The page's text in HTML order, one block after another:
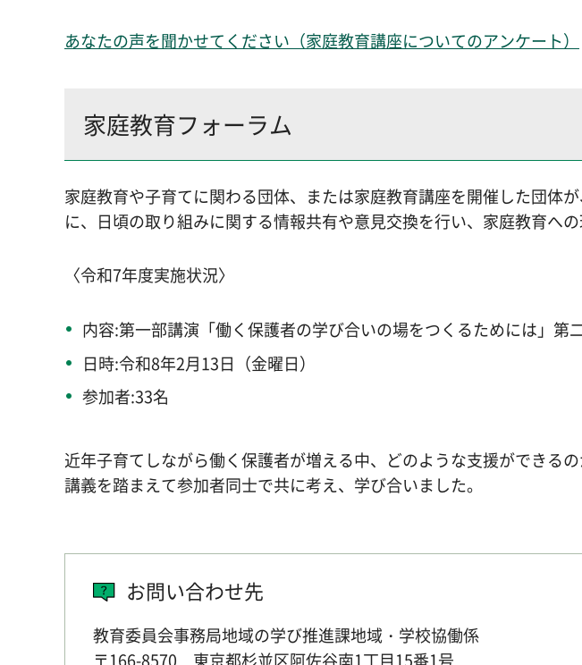
あなたの声を聞かせてください（家庭教育講座についてのアンケート）
家庭教育フォーラム
家庭教育や子育てに関わる団体、または家庭教育講座を開催した団体
に、日頃の取り組みに関する情報共有や意見交換を行い、家庭教育へ
〈令和7年度実施状況〉
内容:第一部講演「働く保護者の学び合いの場をつくるためには」第
日時:令和8年2月13日（金曜日）
参加者:33名
近年子育てしながら働く保護者が増える中、どのような支援ができる
講義を踏まえて参加者同士で共に考え、学び合いました。
お問い合わせ先
教育委員会事務局地域の学び推進課地域・学校協働係
〒166-8570 東京都杉並区阿佐谷南1丁目15番1号